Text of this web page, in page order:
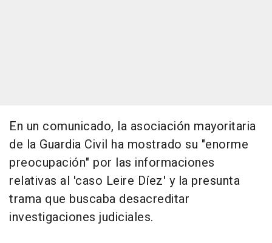
En un comunicado, la asociación mayoritaria
de la Guardia Civil ha mostrado su "enorme
preocupación" por las informaciones
relativas al 'caso Leire Díez' y la presunta
trama que buscaba desacreditar
investigaciones judiciales.